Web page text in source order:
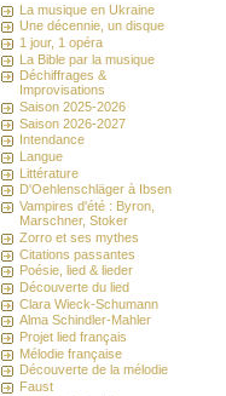
La musique en Ukraine
Une décennie, un disque
1 jour, 1 opéra
La Bible par la musique
Déchiffrages &
Improvisations
Saison 2025-2026
Saison 2026-2027
Intendance
Langue
Littérature
D'Oehlenschläger à Ibsen
Vampires d'été : Byron,
Marschner, Stoker
Zorro et ses mythes
Citations passantes
Poésie, lied & lieder
Découverte du lied
Clara Wieck-Schumann
Alma Schindler-Mahler
Projet lied français
Mélodie française
Découverte de la mélodie
Faust